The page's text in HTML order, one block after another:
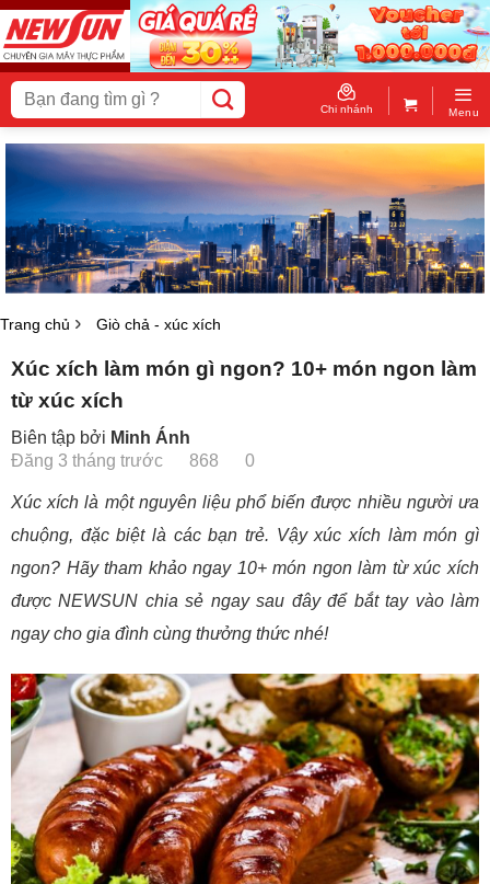
Skip
to
content
Tìm
kiếm:
Chi nhánh Menu
Trang chủ Giò chả - xúc xích
Xúc xích làm món gì ngon? 10+ món ngon làm
từ xúc xích
Biên tập bởi Minh Ánh
Đăng 3 tháng trước
868 0
Xúc xích là một nguyên liệu phổ biến được nhiều người ưa
chuộng, đặc biệt là các bạn trẻ. Vậy xúc xích làm món gì
ngon? Hãy tham khảo ngay 10+ món ngon làm từ xúc xích
được NEWSUN chia sẻ ngay sau đây để bắt tay vào làm
ngay cho gia đình cùng thưởng thức nhé!